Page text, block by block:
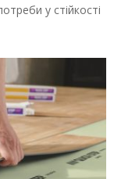
у стійкості